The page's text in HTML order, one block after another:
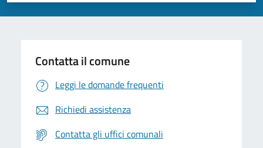
Contatta il comune
Leggi le domande frequenti
Richiedi assistenza
Contatta gli uffici comunali